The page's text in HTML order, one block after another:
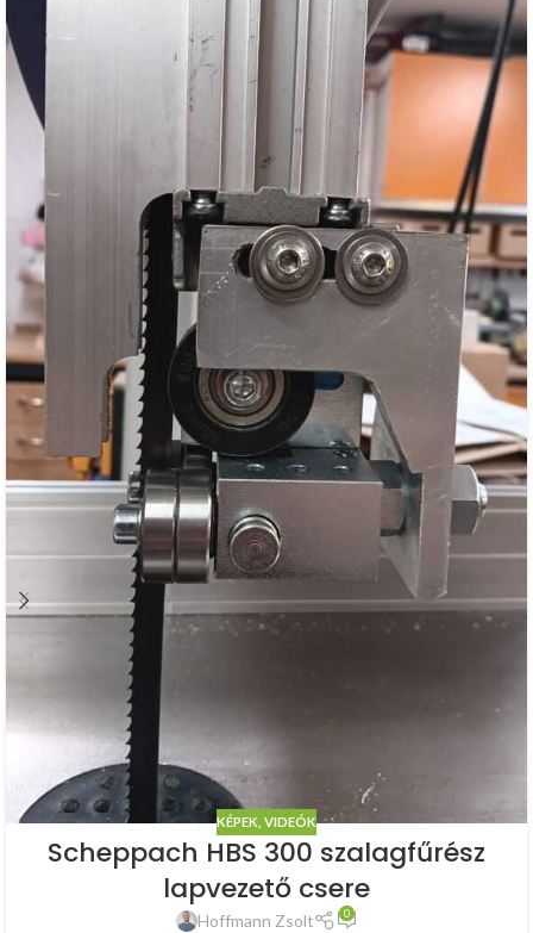
KÉPEK, VIDEÓK
Scheppach HBS 300 szalagfűrész
lapvezető csere
Hoffmann Zsolt 0